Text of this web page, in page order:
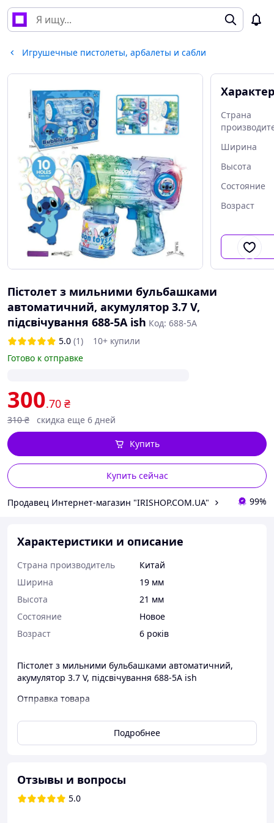
Игрушечные пистолеты, арбалеты и сабли
Страна
Ширина
Высота
Состояние
Возраст
Пістолет з мильними бульбашками
автоматичний, акумулятор 3.7 V,
підсвічування 688-5A ish Код: 688-5A
5.0 (1)
10+ купили
Готово к отправке
300.70 ₴
310 ₴ скидка еще 6 дней
Купить сейчас
Купить
Продавец Интернет-магазин "IRISHOP.COM.UA" 99%
Характеристики и описание
Страна производитель
Китай
Ширина
19 мм
Высота
21 мм
Состояние
Новое
Возраст
6 років
Пістолет з мильними бульбашками автоматичний,
акумулятор 3.7 V, підсвічування 688-5A ish
Отправка товара
Срок:1-2 рабочих дня после оформления заказа.
Новая почта.
Контактная информация:
Мессенджеры:Viber, Telegram
Преимущества:
Подробнее
Отзывы и вопросы
5.0